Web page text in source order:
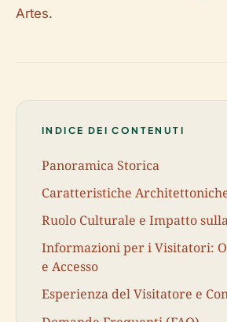
Artes.
INDICE DEI CONTENUTI
Panoramica Storica
Caratteristiche
Ruolo Culturale e Impatto
Informazioni per i Visitatori:
e Accesso
Esperienza del Visitatore e